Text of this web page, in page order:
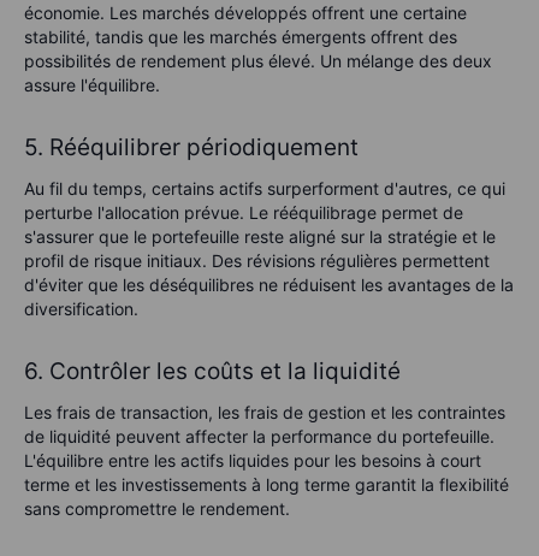
économie. Les marchés développés offrent une certaine
stabilité, tandis que les marchés émergents offrent des
possibilités de rendement plus élevé. Un mélange des deux
assure l'équilibre.
5. Rééquilibrer périodiquement
Au fil du temps, certains actifs surperforment d'autres, ce qui
perturbe l'allocation prévue. Le rééquilibrage permet de
s'assurer que le portefeuille reste aligné sur la stratégie et le
profil de risque initiaux. Des révisions régulières permettent
d'éviter que les déséquilibres ne réduisent les avantages de la
diversification.
6. Contrôler les coûts et la liquidité
Les frais de transaction, les frais de gestion et les contraintes
de liquidité peuvent affecter la performance du portefeuille.
L'équilibre entre les actifs liquides pour les besoins à court
terme et les investissements à long terme garantit la flexibilité
sans compromettre le rendement.